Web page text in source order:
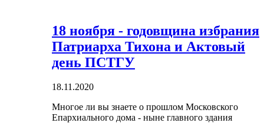
18 ноября - годовщина избрания
Патриарха Тихона и Актовый
день ПСТГУ
18.11.2020
Многое ли вы знаете о прошлом Московского
Епархиального дома - ныне главного здания